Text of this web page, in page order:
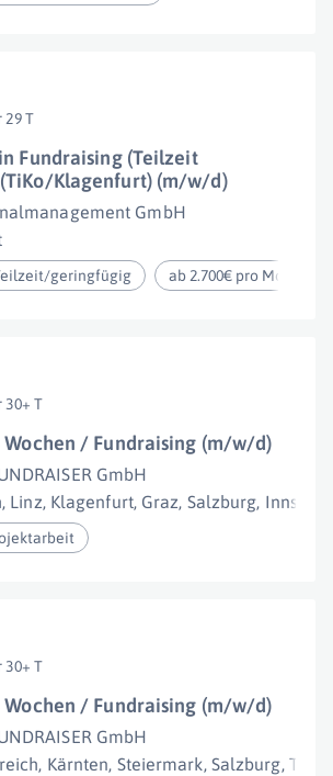
29 T
Fundraising (Teilzeit
Klagenfurt) (m/w/d)
GmbH
geringfügig ab 2.700€ pro Monat
30+ T
/ Fundraising (m/w/d)
GmbH
, Linz, Klagenfurt, Graz, Salzburg,
30+ T
/ Fundraising (m/w/d)
GmbH
, Kärnten, Steiermark, Salzburg, Tirol